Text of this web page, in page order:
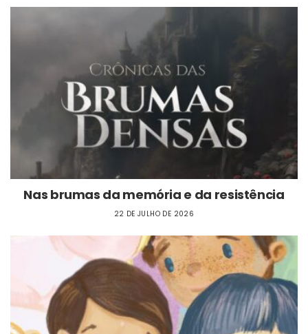
Nas brumas da memória e da resistência
22 DE JULHO DE 2026